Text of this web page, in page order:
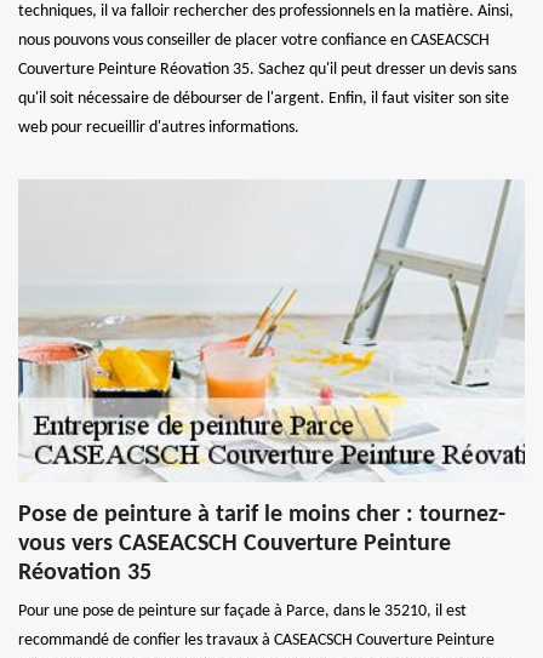
techniques, il va falloir rechercher des professionnels en la matière. Ainsi,
nous pouvons vous conseiller de placer votre confiance en CASEACSCH
Couverture Peinture Réovation 35. Sachez qu'il peut dresser un devis sans
qu'il soit nécessaire de débourser de l'argent. Enfin, il faut visiter son site
web pour recueillir d'autres informations.
Pose de peinture à tarif le moins cher : tournez-
vous vers CASEACSCH Couverture Peinture
Réovation 35
Pour une pose de peinture sur façade à Parce, dans le 35210, il est
recommandé de confier les travaux à CASEACSCH Couverture Peinture